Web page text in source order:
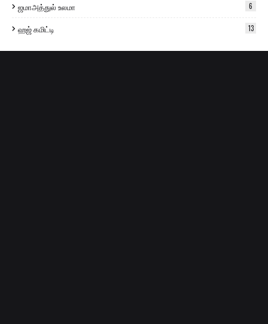
ஜமாஅத்துல் உலமா 6
ஹஜ் கமிட்டி 13